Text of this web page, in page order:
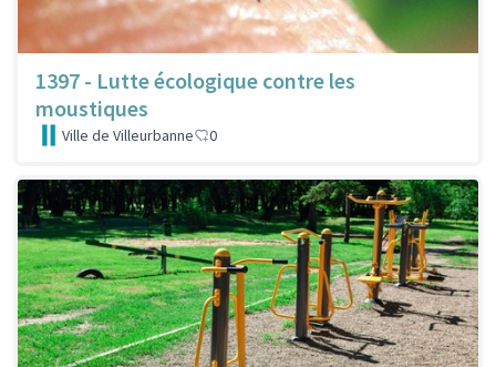
1397 - Lutte écologique contre les
moustiques
Ville de Villeurbanne 0